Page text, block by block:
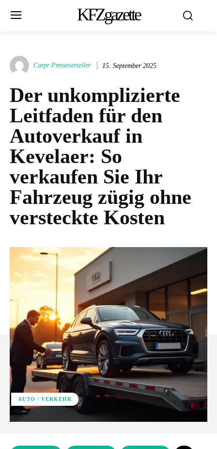
KFZgazette
Carpr Presseverteiler 15. September 2025
Der unkomplizierte
Leitfaden für den
Autoverkauf in
Kevelaer: So
verkaufen Sie Ihr
Fahrzeug zügig ohne
versteckte Kosten
AUTO / VERKEHR